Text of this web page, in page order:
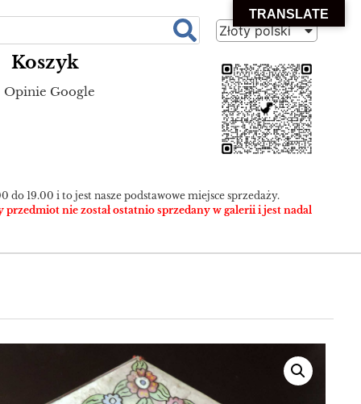
Koszyk
Opinie Google
Złoty polski
do 19.00 i to jest nasze podstawowe miejsce sprzedaży.
nie został ostatnio sprzedany w galerii i jest nadal
TRANSLATE